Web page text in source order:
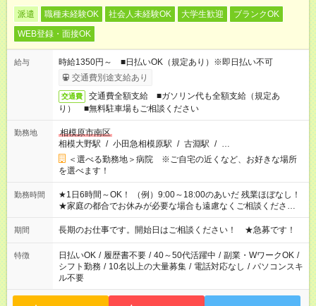
派遣 職種未経験OK 社会人未経験OK 大学生歓迎
ブランクOK
WEB登録・面接OK
給与
時給1350円～ ■日払いOK（規定あり）※即日払い不可
交通費別途支給あり
交通費
交通費全額支給 ■ガソリン代も全額支給（規定あ
り） ■無料駐車場もご相談ください
勤務地
相模原市南区
相模大野駅 / 小田急相模原駅 / 古淵駅 / …
＜選べる勤務地＞病院 ※ご自宅の近くなど、お好きな場所
を選べます！
勤務時間
★1日6時間～OK！ （例）9:00～18:00のあいだ 残業ほぼなし！
★家庭の都合でお休みが必要な場合も遠慮なくご相談ください。
※シフトはご希望に合わせて調整可能です。 その他、 ＊週4日・
1日7時間 ＊日勤のみ ＊土日休み ＊午前だけ・午後だけ ＊平日
仕事をご紹介できます！ 登録の際に、あなたのご希望をお聞か
せください。
期間 長期のお仕事です。開始日はご相談ください！ ★急募です！
特徴 日払いOK / 履歴書不要 / 40～50代活躍中 / 副業・WワークOK /
シフト勤務 / 10名以上の大量募集 / 電話対応なし / パソコンスキ
ル不要